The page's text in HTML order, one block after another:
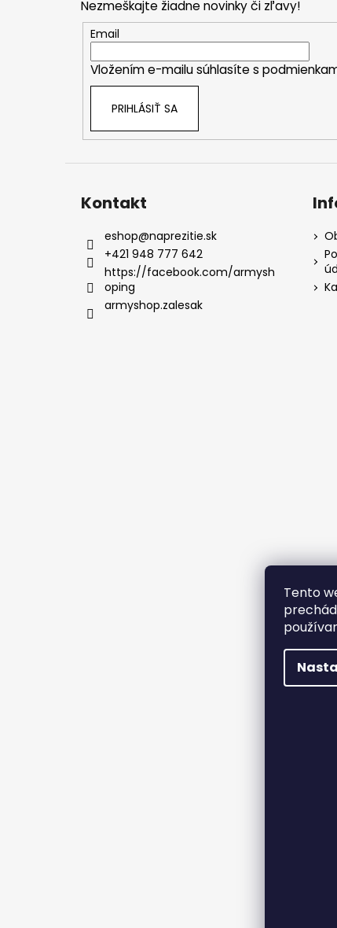
Tento
Nezmeškajte žiadne novinky či zľavy!
Email
Vložením e-mailu súhlasíte s
PRIHLÁSIŤ SA
Kontakt
eshop@naprezitie.sk
+421 948 777 642
https://facebook.com/armysh
oping
armyshop.zalesak